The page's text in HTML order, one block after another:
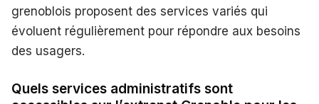
grenoblois proposent des services variés qui
évoluent régulièrement pour répondre aux besoins
des usagers.
Quels services administratifs sont